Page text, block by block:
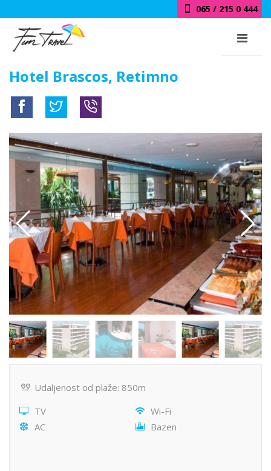
065 / 215 0 444
Hotel Brascos, Retimno
Udaljenost od plaže: 850m
TV
Wi-Fi
AC
Bazen